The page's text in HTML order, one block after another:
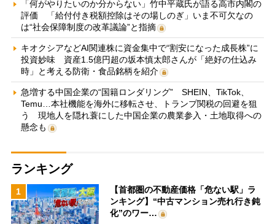
「何がやりたいのか分からない」竹中平蔵氏が語る高市内閣の
評価 「給付付き税額控除はその場しのぎ」いま不可欠なの
は“社会保障制度の改革議論”と指摘
キオクシアなどAI関連株に資金集中で“割安になった成長株”に
投資妙味 資産1.5億円超の坂本慎太郎さんが「絶好の仕込み
時」と考える防衛・食品銘柄を紹介
急増する中国企業の“国籍ロンダリング” SHEIN、TikTok、
Temu…本社機能を海外に移転させ、トランプ関税の回避を狙
う 現地人を隠れ蓑にした中国企業の農業参入・土地取得への
懸念も
ランキング
1
【首都圏の不動産価格「危ない駅」ラ
ンキング】“中古マンション売れ行き鈍
化”のワー…